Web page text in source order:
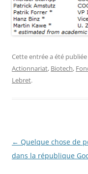
Cette entrée a été
Actionnariat, Biotech,
Lebret.
Navigation
des
← Quelque chose de
dans la république